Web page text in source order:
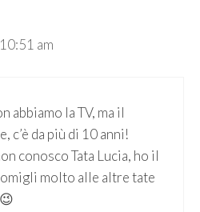
am
abbiamo la TV, ma il
c’è da più di 10 anni!
conosco Tata Lucia, ho il
molto alle altre tate